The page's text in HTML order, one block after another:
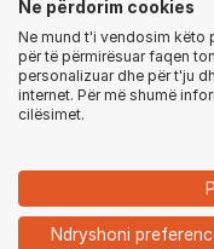
Ne përdorim cookies
Ne mund t'i vendosim këto
për të përmirësuar faqen
personalizuar dhe për t'ju
internet. Për më shumë
cilësimet.
Ndryshoni